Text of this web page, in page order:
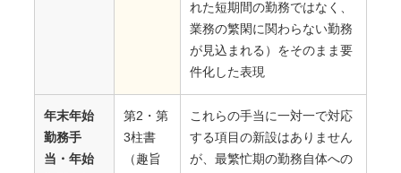
れた短期間の勤務ではなく、
業務の繁閑に関わらない勤務
が見込まれる）をそのまま要
件化した表現
年末年始
勤務手
当・年始
第2・第
3柱書
（趣旨
これらの手当に一対一で対応
する項目の新設はありません
が、最繁忙期の勤務自体への